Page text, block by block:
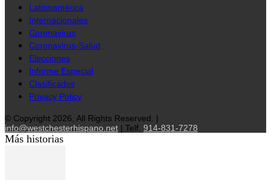
Latinoamérica
Internacionales
Coronavirus
Coronavirus-Salud
Elecciones
Informe Especial
Clasificados
Privacy Policy
© Copyright 2026, All Rights Reserved. |
info@westchesterhispano.net | Telf. 914-831-7278
Más historias